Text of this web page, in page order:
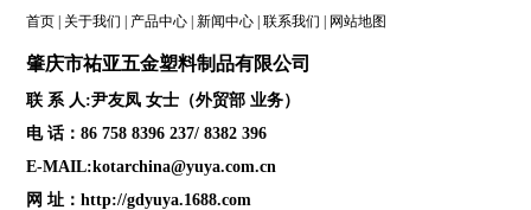
首页| 关于我们 | 产品中心| 新闻中心| 联系我们 | 网站地图
肇庆市祐亚五金塑料制品有限公司
联 系 人:尹友凤 女士（外贸部 业务）
电 话：86 758 8396 237/ 8382 396
E-MAIL:kotarchina@yuya.com.cn
网 址： http://gdyuya.1688.com